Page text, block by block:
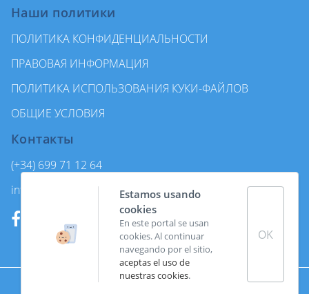
Наши политики
ПОЛИТИКА КОНФИДЕНЦИАЛЬНОСТИ
ПРАВОВАЯ ИНФОРМАЦИЯ
ПОЛИТИКА ИСПОЛЬЗОВАНИЯ КУКИ-ФАЙЛОВ
ОБЩИЕ УСЛОВИЯ
Контакты
(+34) 699 71 12 64
info@enjoycanarytours.comEstamos usando
cookies
En este portal se usan
cookies. Al continuar
navegando por el sitio,
aceptas el uso de
nuestras cookies.
OK